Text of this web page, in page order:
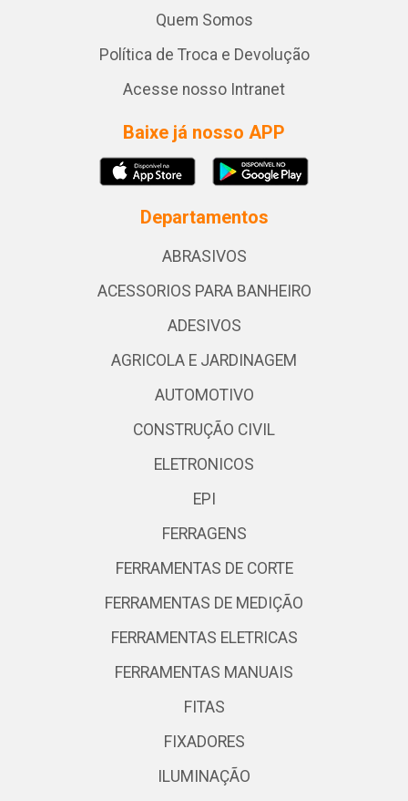
Quem Somos
Política de Troca e Devolução
Acesse nosso Intranet
Baixe já nosso APP
Departamentos
ABRASIVOS
ACESSORIOS PARA BANHEIRO
ADESIVOS
AGRICOLA E JARDINAGEM
AUTOMOTIVO
CONSTRUÇÃO CIVIL
ELETRONICOS
EPI
FERRAGENS
FERRAMENTAS DE CORTE
FERRAMENTAS DE MEDIÇÃO
FERRAMENTAS ELETRICAS
FERRAMENTAS MANUAIS
FITAS
FIXADORES
ILUMINAÇÃO